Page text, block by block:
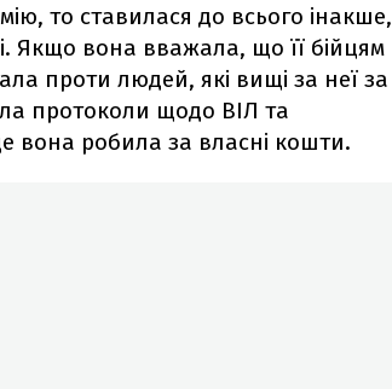
то ставилася до всього інакше,
Якщо вона вважала, що її бійцям
проти людей, які вищі за неї за
протоколи щодо ВІЛ та
вона робила за власні кошти.